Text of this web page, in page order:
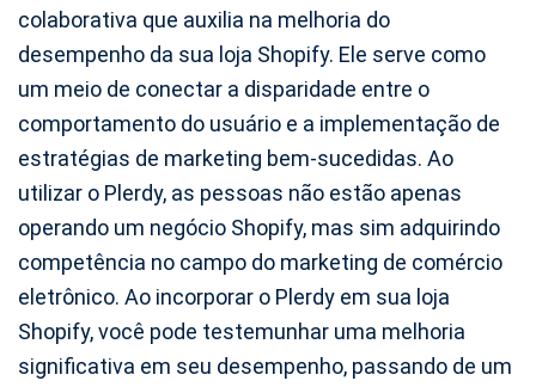
colaborativa que auxilia na melhoria do
desempenho da sua loja Shopify. Ele serve como
um meio de conectar a disparidade entre o
comportamento do usuário e a implementação de
estratégias de marketing bem-sucedidas. Ao
utilizar o Plerdy, as pessoas não estão apenas
operando um negócio Shopify, mas sim adquirindo
competência no campo do marketing de comércio
eletrônico. Ao incorporar o Plerdy em sua loja
Shopify, você pode testemunhar uma melhoria
significativa em seu desempenho, passando de um